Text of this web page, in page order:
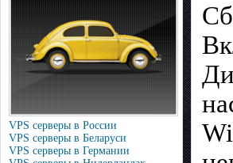
VPS серверы в России
VPS серверы в Беларуси
VPS серверы в Германии